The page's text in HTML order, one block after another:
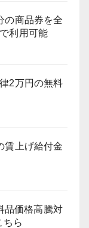
の商品券を全
利用可能
2万円の無料
賃上げ給付金
品価格高騰対
ちら